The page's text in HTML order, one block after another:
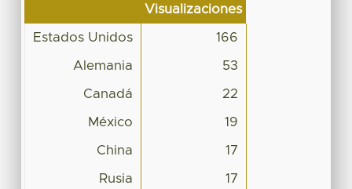
Visualizaciones
Estados Unidos 166
Alemania 53
Canadá 22
México 19
China 17
Rusia 17